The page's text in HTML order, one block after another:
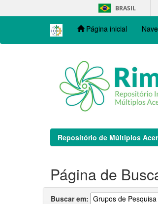
navigation
BRASIL
Página inicial
Repositório de Múltiplos
Página de
Buscar em: